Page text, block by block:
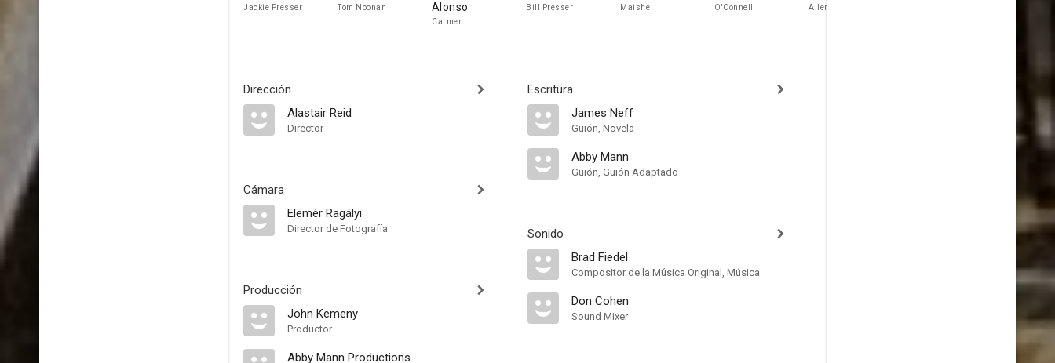
Jackie Presser Tom Noonan
Alonso
Carmen
Bill Presser Maishe O'Connell Allen
Dirección
Alastair Reid
Director
Cámara
Elemér Ragályi
Director de Fotografía
Producción
John Kemeny
Productor
Abby Mann Productions
Escritura
James Neff
Guión, Novela
Abby Mann
Guión, Guión Adaptado
Sonido
Brad Fiedel
Compositor de la Música Original, Música
Don Cohen
Sound Mixer